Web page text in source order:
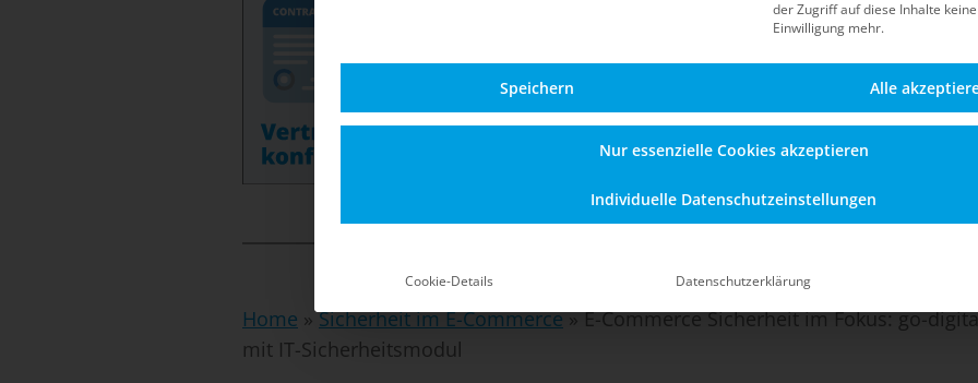
Home »Sicherheit im E-Commerce»E-Commerce Sicherheit im Fokus: go-
mit IT-Sicherheitsmodul
der Zugriff auf diese Inhalte
Einwilligung mehr.
Speichern Alle
Nur essenzielle Cookies akzeptieren
Individuelle Datenschutzeinstellungen
Cookie-Details Datenschutzerklärung